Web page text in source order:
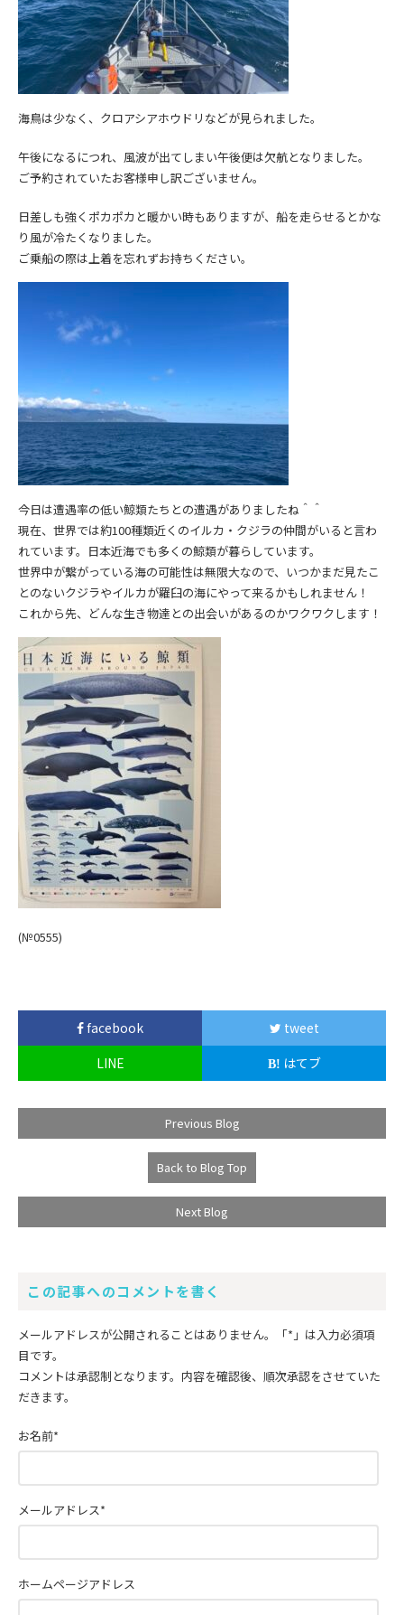
海鳥は少なく、クロアシアホウドリなどが見られました。
午後になるにつれ、風波が出てしまい午後便は欠航となりました。
ご予約されていたお客様申し訳ございません。
日差しも強くポカポカと暖かい時もありますが、船を走らせるとかな
り風が冷たくなりました。
ご乗船の際は上着を忘れずお持ちください。
今日は遭遇率の低い鯨類たちとの遭遇がありましたね＾＾
現在、世界では約100種類近くのイルカ・クジラの仲間がいると言わ
れています。日本近海でも多くの鯨類が暮らしています。
世界中が繋がっている海の可能性は無限大なので、いつかまだ見たこ
とのないクジラやイルカが羅臼の海にやって来るかもしれません！
これから先、どんな生き物達との出会いがあるのかワクワクします！
(№0555)
facebook
tweet
LINE
はてブ
Previous Blog
Back to Blog Top
Next Blog
この記事へのコメントを書く
メールアドレスが公開されることはありません。 「*」 は入力必須項
目です。
コメントは承認制となります。内容を確認後、順次承認をさせていた
だきます。
お名前*
メールアドレス*
ホームページアドレス